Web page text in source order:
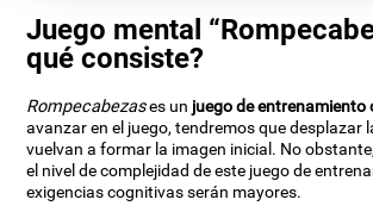
Juego mental
qué consiste?
Rompecabezases un juego de entrenamiento
avanzar en el juego, tendremos que desplazar
vuelvan a formar la imagen inicial. No
el nivel de complejidad de este juego de
exigencias cognitivas serán mayores.